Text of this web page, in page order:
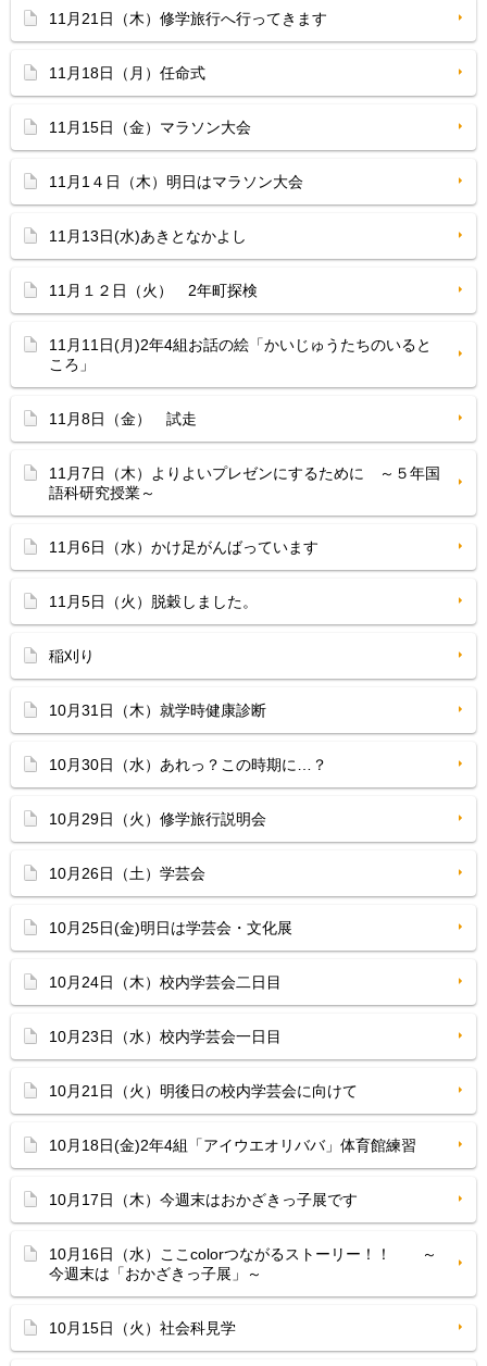
11月21日（木）修学旅行へ行ってきます
11月18日（月）任命式
11月15日（金）マラソン大会
11月1４日（木）明日はマラソン大会
11月13日(水)あきとなかよし
11月１２日（火） 2年町探検
11月11日(月)2年4組お話の絵「かいじゅうたちのいると
ころ」
11月8日（金） 試走
11月7日（木）よりよいプレゼンにするために ～５年国
語科研究授業～
11月6日（水）かけ足がんばっています
11月5日（火）脱穀しました。
稲刈り
10月31日（木）就学時健康診断
10月30日（水）あれっ？この時期に…？
10月29日（火）修学旅行説明会
10月26日（土）学芸会
10月25日(金)明日は学芸会・文化展
10月24日（木）校内学芸会二日目
10月23日（水）校内学芸会一日目
10月21日（火）明後日の校内学芸会に向けて
10月18日(金)2年4組「アイウエオリババ」体育館練習
10月17日（木）今週末はおかざきっ子展です
10月16日（水）ここcolorつながるストーリー！！ ～
今週末は「おかざきっ子展」～
10月15日（火）社会科見学